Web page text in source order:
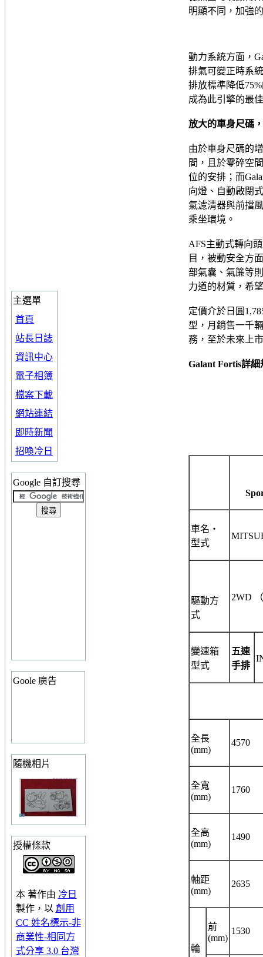
主選單
首頁
站長日誌
資訊中心
電子相簿
檔案下載
網站連結
即時新聞
招喚冷日
Google 自訂搜尋
Goole 廣告
隨機相片
授權條款
本 著作由 冷日
製作，以 創用
CC 姓名標示-非
商業性-相同方
式分享 3.0 台灣
明顯不同，加強
動力系統方面，
排氣可變正時系
排放標準降低
成為此引擎的最
放大的車身尺碼
由於車身尺碼的
間，且於零碎空
位的安排；而
向燈、自動啟閉
氣濾清器與前擋
乘坐環境。
AFS主動式轉向
目，被動安全方
部氣囊、氣簾等
力道的材質，希
定價介於日圓
型，月銷售一千
務，至於未來上
Galant Fortis詳細
車名・
型式
驅動方
式
2WD
變速箱
型式
五速
手排
全長
(mm)
4570
全寬
(mm)
1760
全高
(mm)
1490
軸距
(mm)
2635
輪
前
(mm)
1530